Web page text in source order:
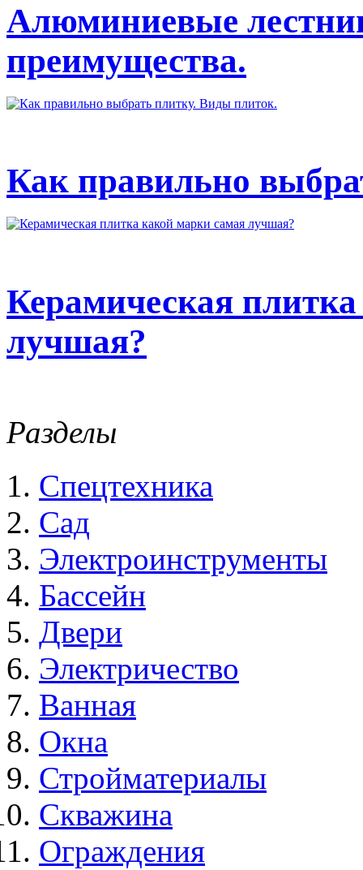
Алюминиевые
преимущества.
Как правильно
Керамическая
лучшая?
Разделы
Спецтехника
Сад
Электроинструменты
Бассейн
Двери
Электричество
Ванная
Окна
Стройматериалы
Скважина
Ограждения